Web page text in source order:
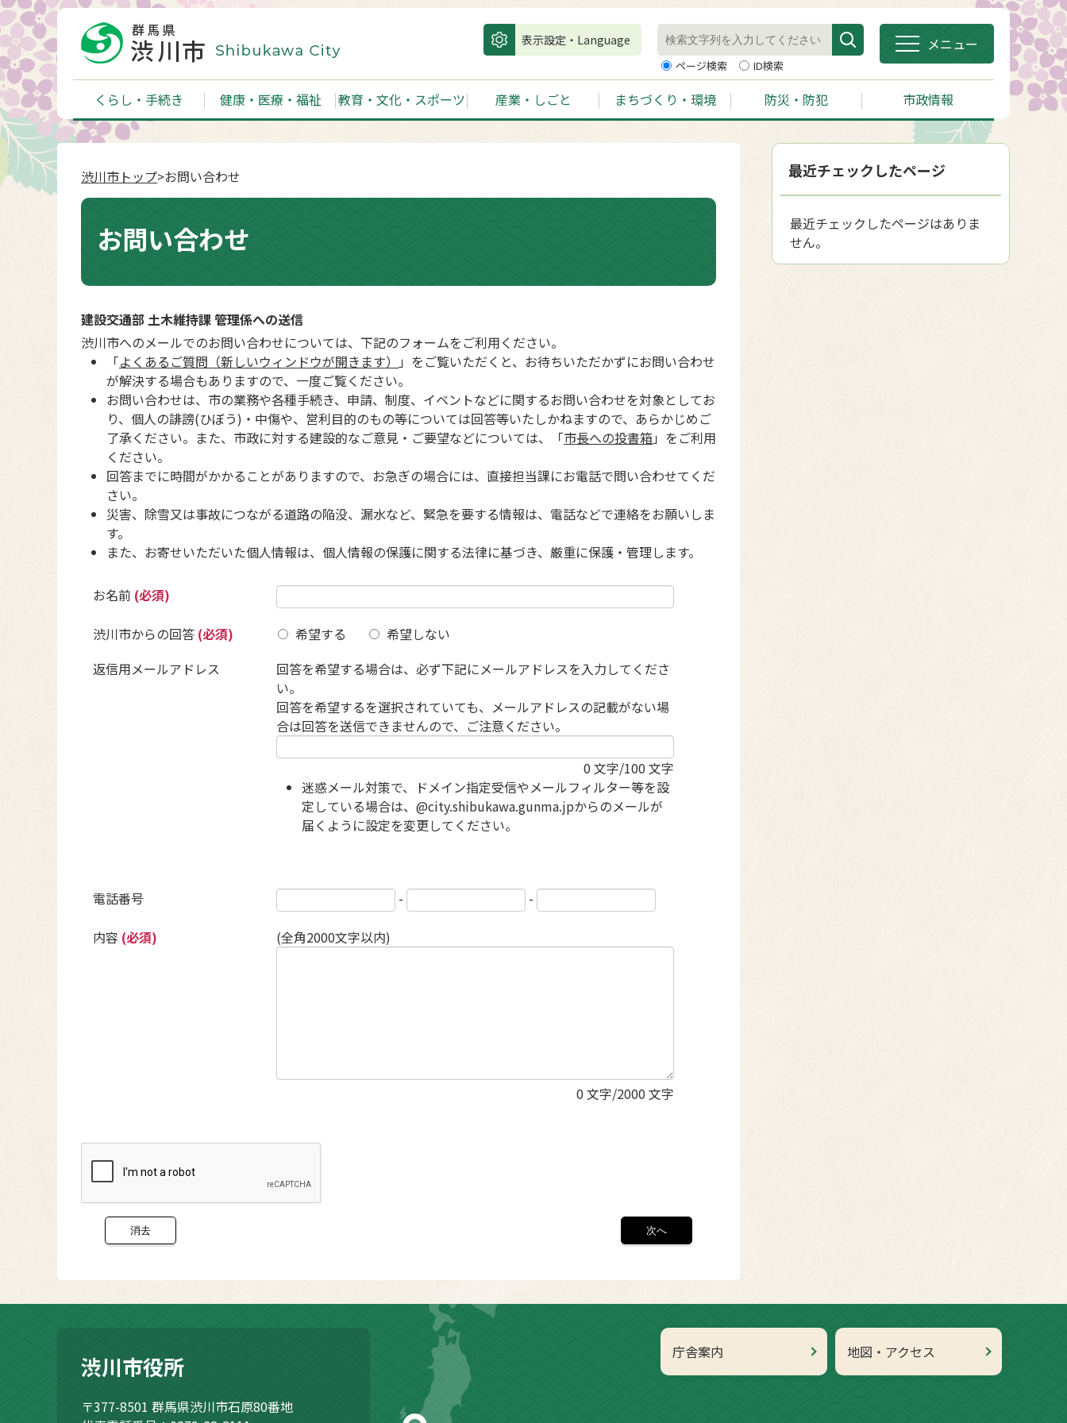
表示設定・Language
ページ検索 ID検索
メニュー
くらし・手続き 健康・医療・福祉 教育・文化・スポーツ 産業・しごと まちづくり・環境 防災・防犯 市政情報
渋川市トップ>お問い合わせ
お問い合わせ
建設交通部 土木維持課 管理係への送信
渋川市へのメールでのお問い合わせについては、下記のフォームをご利用ください。
「よくあるご質問（新しいウィンドウが開きます）
」をご覧いただくと、お待ちいただかずにお問い合わせ
が解決する場合もありますので、一度ご覧ください。
お問い合わせは、市の業務や各種手続き、申請、制度、イベントなどに関するお問い合わせを対象としてお
り、個人の誹謗(ひぼう)・中傷や、営利目的のもの等については回答等いたしかねますので、あらかじめご
了承ください。また、市政に対する建設的なご意見・ご要望などについては、「市長への投書箱」をご利用
ください。
回答までに時間がかかることがありますので、お急ぎの場合には、直接担当課にお電話で問い合わせてくだ
さい。
災害、除雪又は事故につながる道路の陥没、漏水など、緊急を要する情報は、電話などで連絡をお願いしま
す。
また、お寄せいただいた個人情報は、個人情報の保護に関する法律に基づき、厳重に保護・管理します。
お名前 (必須)
渋川市からの回答 (必須) 希望する
希望しない
返信用メールアドレス
回答を希望する場合は、必ず下記にメールアドレスを入力してくださ
い。
回答を希望するを選択されていても、メールアドレスの記載がない場
合は回答を送信できませんので、ご注意ください。
0 文字/100 文字
迷惑メール対策で、ドメイン指定受信やメールフィルター等を設
定している場合は、@city.shibukawa.gunma.jpからのメールが
届くように設定を変更してください。
電話番号 - -
内容 (必須) (全角2000文字以内)
0 文字/2000 文字
最近チェックしたページ
最近チェックしたページはありま
せん。
庁舎案内 地図・アクセス
渋川市役所
〒377-8501 群馬県渋川市石原80番地